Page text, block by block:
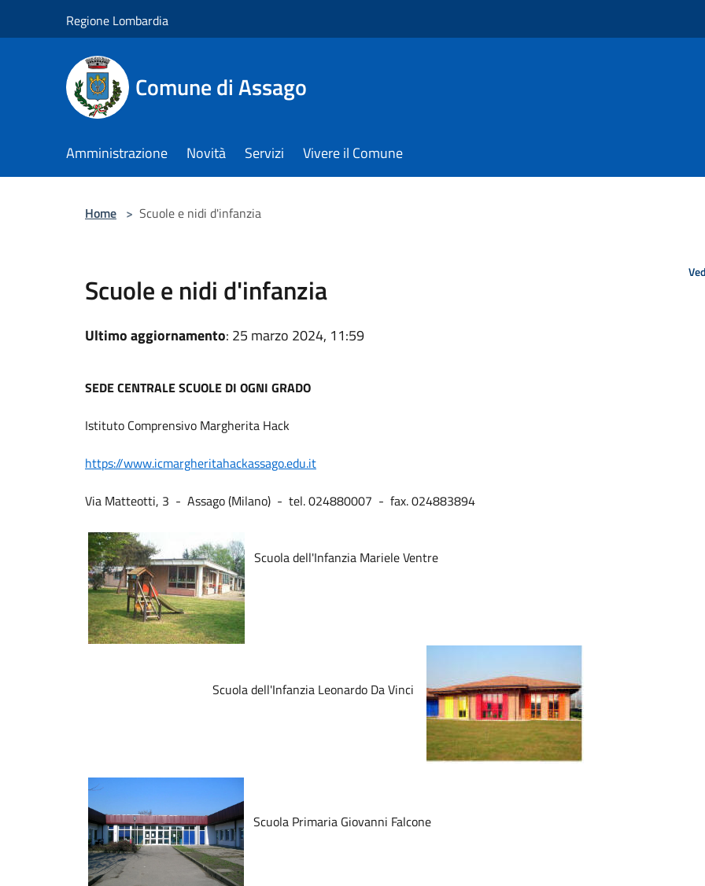
Regione Lombardia
Comune di Assago
Amministrazione Novità Servizi Vivere il Comune
Home > Scuole e nidi d'infanzia
Scuole e nidi d'infanzia
Ultimo aggiornamento: 25 marzo 2024, 11:59
SEDE CENTRALE SCUOLE DI OGNI GRADO
Istituto Comprensivo Margherita Hack
https://www.icmargheritahackassago.edu.it
Via Matteotti, 3 - Assago (Milano) - tel. 024880007 - fax. 024883894
Scuola dell'Infanzia Mariele Ventre
Scuola dell'Infanzia Leonardo Da Vinci
Scuola Primaria Giovanni Falcone